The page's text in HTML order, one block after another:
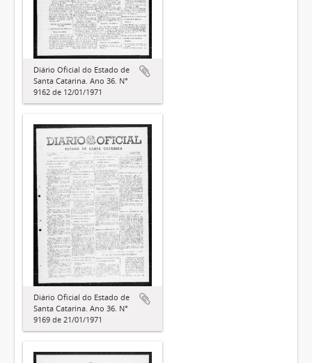
Diário Oficial do Estado de
Santa Catarina. Ano 36. N°
9162 de 12/01/1971
Diário Oficial do Estado de
Santa Catarina. Ano 36. N°
9169 de 21/01/1971